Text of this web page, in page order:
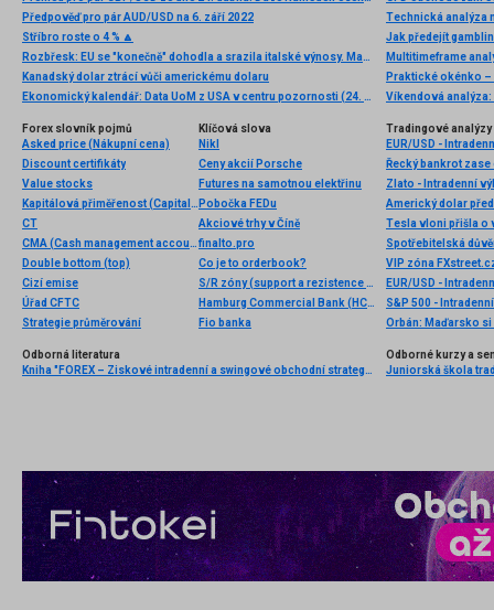
Předpověď pro pár AUD/USD na 6. září 2022
Stříbro roste o 4 % 🔼
Rozbřesk: EU se "konečně" dohodla a srazila italské výnosy. Maďaři dnes zřejmě sníží sazby
Kanadský dolar ztrácí vůči americkému dolaru
Ekonomický kalendář: Data UoM z USA v centru pozornosti (24. 4. 2026)
Technická analýza
Jak předejít
Multitimeframe
Praktické okénko
Forex slovník pojmů
Asked price (Nákupní cena)
Discount certifikáty
Value stocks
Kapitálová přiměřenost (Capital adequacy)
CT
CMA (Cash management account)
Double bottom (top)
Cizí emise
Úřad CFTC
Strategie průměrování
Klíčová slova
Nikl
Ceny akcií Porsche
Futures na samotnou elektřinu
Pobočka FEDu
Akciové trhy v Číně
finalto.pro
Co je to orderbook?
S/R zóny (support a rezistence zóny)
Hamburg Commercial Bank (HCOB)
Fio banka
Tradingové analýzy
EUR/USD -
Řecký bankrot zase
Zlato - Intradenní
Americký dolar
Tesla vloni přišla o
EUR/USD -
S&P 500 -
Odborná literatura
Kniha "FOREX – Ziskové intradenní a swingové obchodní strategie" od Kathy Lien vychází v češtině!
Odborné kurzy a
Juniorská škola